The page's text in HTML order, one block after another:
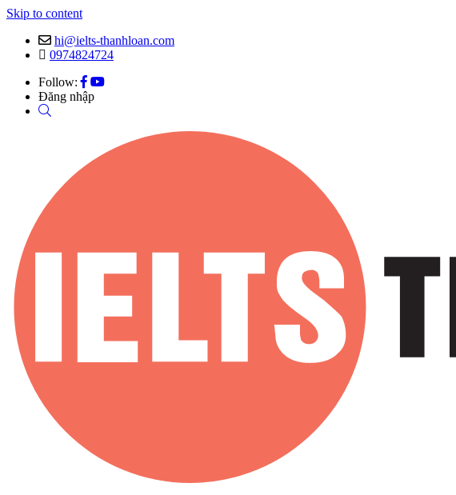
Skip to content
hi@ielts-thanhloan.com
0974824724
Follow:
Đăng nhập